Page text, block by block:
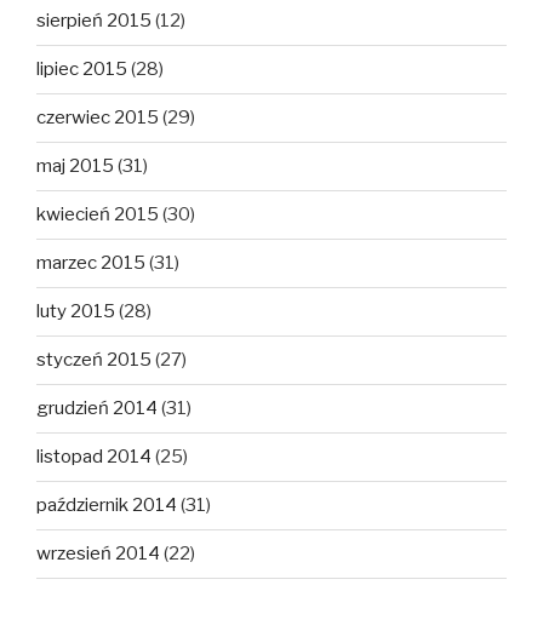
sierpień 2015 (12)
lipiec 2015 (28)
czerwiec 2015 (29)
maj 2015 (31)
kwiecień 2015 (30)
marzec 2015 (31)
luty 2015 (28)
styczeń 2015 (27)
grudzień 2014 (31)
listopad 2014 (25)
październik 2014 (31)
wrzesień 2014 (22)